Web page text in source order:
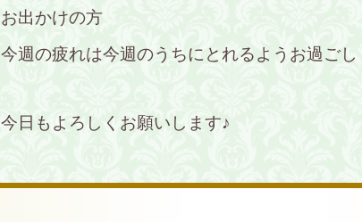
お出かけの方
今週の疲れは今週のうちにとれるようお過ごし
今日もよろしくお願いします♪